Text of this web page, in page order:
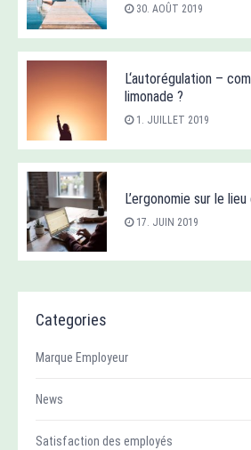
30. AOÛT 2019
L‘autorégulation –
limonade ?
1. JUILLET 2019
L’ergonomie sur le
17. JUIN 2019
Categories
Marque Employeur
News
Satisfaction des employés